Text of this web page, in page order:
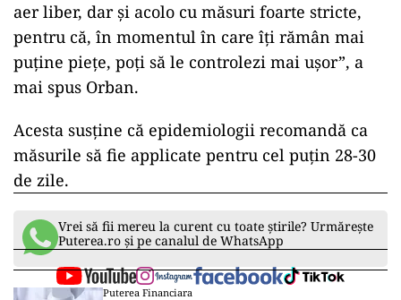
aer liber, dar şi acolo cu măsuri foarte stricte,
pentru că, în momentul în care îţi rămân mai
puţine pieţe, poţi să le controlezi mai uşor”, a
mai spus Orban.
Acesta susține că epidemiologii recomandă ca
măsurile să fie applicate pentru cel puțin 28-30
de zile.
Vrei să fii mereu la curent cu toate știrile? Urmărește
Puterea.ro și pe canalul de WhatsApp
Puterea Financiara